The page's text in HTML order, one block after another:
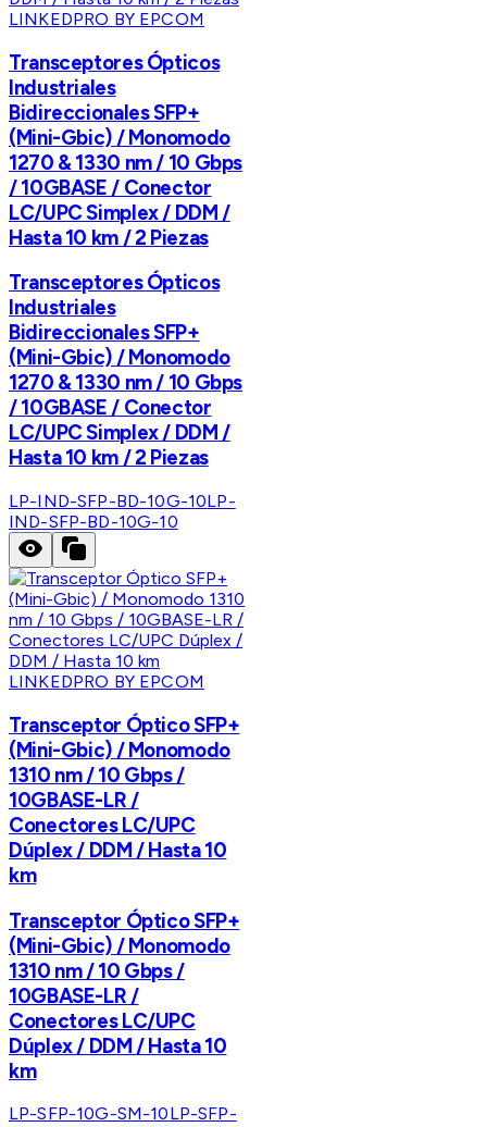
LINKEDPRO BY EPCOM
Transceptores Ópticos
Industriales
Bidireccionales SFP+
(Mini-Gbic) / Monomodo
1270 & 1330 nm / 10 Gbps
/ 10GBASE / Conector
LC/UPC Simplex / DDM /
Hasta 10 km / 2 Piezas
Transceptores Ópticos
Industriales
Bidireccionales SFP+
(Mini-Gbic) / Monomodo
1270 & 1330 nm / 10 Gbps
/ 10GBASE / Conector
LC/UPC Simplex / DDM /
Hasta 10 km / 2 Piezas
LP-IND-SFP-BD-10G-10LP-
IND-SFP-BD-10G-10
LINKEDPRO BY EPCOM
Transceptor Óptico SFP+
(Mini-Gbic) / Monomodo
1310 nm / 10 Gbps /
10GBASE-LR /
Conectores LC/UPC
Dúplex / DDM / Hasta 10
km
Transceptor Óptico SFP+
(Mini-Gbic) / Monomodo
1310 nm / 10 Gbps /
10GBASE-LR /
Conectores LC/UPC
Dúplex / DDM / Hasta 10
km
LP-SFP-10G-SM-10LP-SFP-